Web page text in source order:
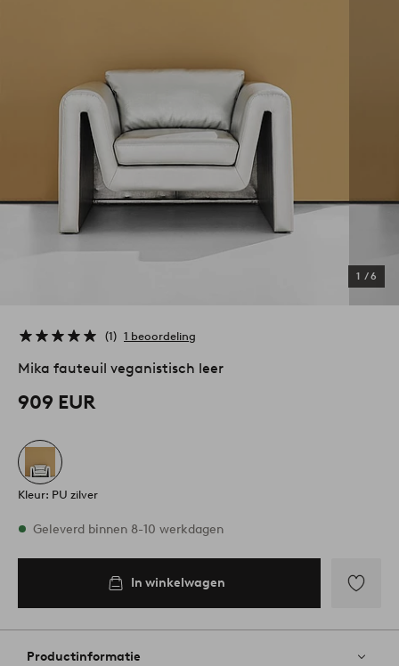
1 /6
1 1 beoordeling
Mika fauteuil veganistisch leer
909 EUR
Kleur: PU zilver
Op voorraad
Geleverd binnen 8-10 werkdagen
In winkelwagen
aan
Productinformatie